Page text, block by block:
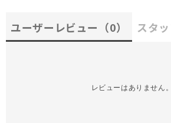
ユーザーレビュー （0） スタ
レビューはありません。